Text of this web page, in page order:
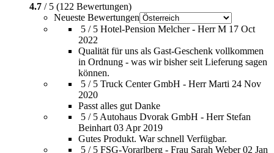
4.7 / 5 (122 Bewertungen)
Neueste Bewertungen
5 / 5 Hotel-Pension Melcher - Herr M 17 Oct
2022
Qualität für uns als Gast-Geschenk vollkommen
in Ordnung - was wir bisher seit Lieferung sagen
können.
5 / 5 Truck Center GmbH - Herr Marti 24 Nov
2020
Passt alles gut Danke
5 / 5 Autohaus Dvorak GmbH - Herr Stefan
Beinhart 03 Apr 2019
Gutes Produkt. War schnell Verfügbar.
5 / 5 FSG-Vorarlberg - Frau Sarah Weber 02 Jan